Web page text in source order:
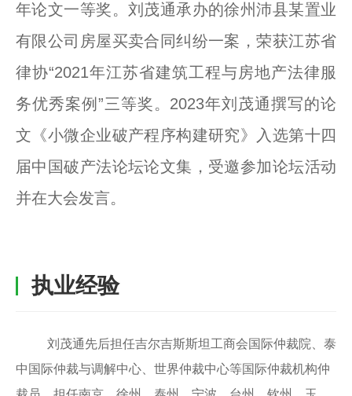
年论文一等奖。刘茂通承办的徐州沛县某置业
有限公司房屋买卖合同纠纷一案，荣获江苏省
律协“2021年江苏省建筑工程与房地产法律服
务优秀案例”三等奖。2023年刘茂通撰写的论
文《小微企业破产程序构建研究》入选第十四
届中国破产法论坛论文集，受邀参加论坛活动
并在大会发言。
执业经验
刘茂通先后担任吉尔吉斯斯坦工商会国际仲裁院、泰
中国际仲裁与调解中心、世界仲裁中心等国际仲裁机构仲